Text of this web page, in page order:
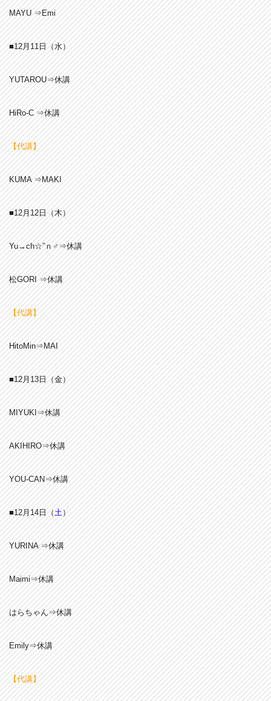
MAYU ⇒Emi
■12月11日（水）
YUTAROU⇒休講
HiRo-C ⇒休講
【代講】
KUMA ⇒MAKI
■12月12日（木）
Yu→ch☆”ｎ♂⇒休講
松GORI ⇒休講
【代講】
HitoMin⇒MAI
■12月13日（金）
MIYUKI⇒休講
AKIHIRO⇒休講
YOU-CAN⇒休講
■12月14日（土）
YURINA ⇒休講
Maimi⇒休講
はらちゃん⇒休講
Emily⇒休講
【代講】